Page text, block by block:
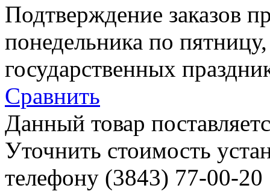
Подтверждение заказов
понедельника по
государственных
Сравнить
Данный товар
Уточнить стоимость
телефону (3843) 77-00-20